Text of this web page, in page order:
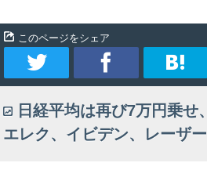
このページをシェア
イ
ェ
日経平均は再び7万円乗せ
エレク、イビデン、レーザ